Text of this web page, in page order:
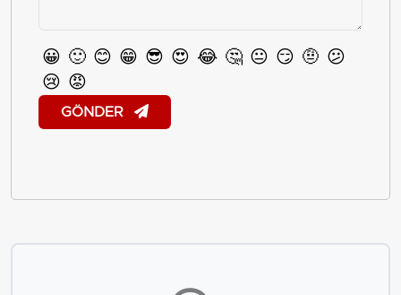
😀 🙂 😊 😁 😎 😍 😂 🤔 😐 😏 🤨 😕
😢 😡
GÖNDER